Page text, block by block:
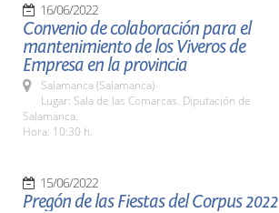
16/06/2022
Convenio de colaboración para el
mantenimiento de los Viveros de
Empresa en la provincia
Salamanca (Salamanca)
Lugar: Sala de las Comarcas. Diputación de
Salamanca.
Hora: 10:30 h.
15/06/2022
Pregón de las Fiestas del Corpus 2022